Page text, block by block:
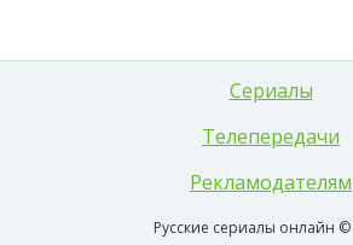
Сериалы
Телепередачи
Рекламодателям
Русские сериалы онлайн